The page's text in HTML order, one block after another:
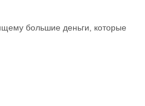
большие деньги, которые